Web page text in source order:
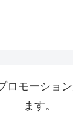
ロモーショ
ます。